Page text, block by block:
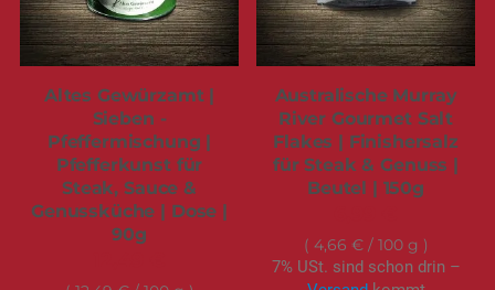
Altes Gewürzamt |
Sieben -
Pfeffermischung |
Pfefferkunst für
Steak, Sauce &
Genussküche | Dose |
90g
Australische Murray
River Gourmet Salt
Flakes | Finishersalz
für Steak & Genuss |
Beutel | 150g
4,66 €/ 100 g
7% USt. sind schon drin –